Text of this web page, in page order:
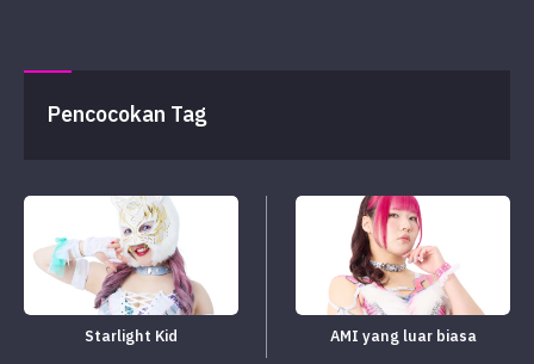
Pencocokan Tag
Starlight Kid AMI yang luar biasa